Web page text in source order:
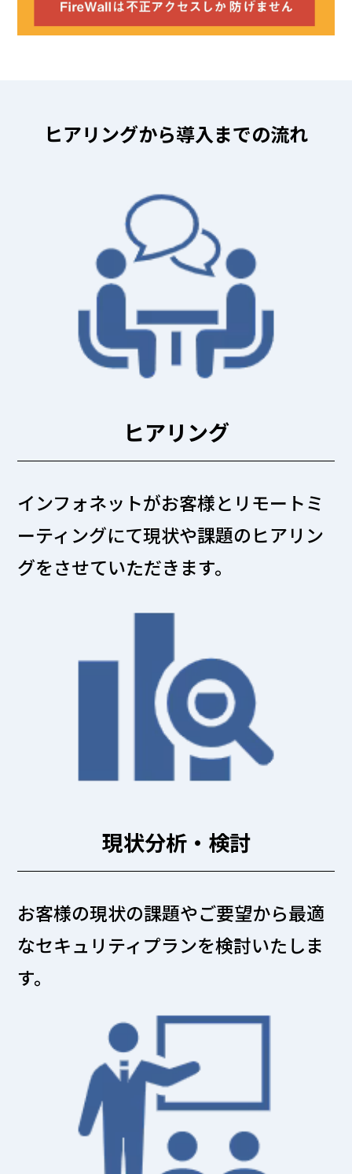
ヒアリングから導入までの流れ
ヒアリング
インフォネットがお客様とリモートミ
ーティングにて現状や課題のヒアリン
グをさせていただきます。
現状分析・検討
お客様の現状の課題やご要望から最適
なセキュリティプランを検討いたしま
す。